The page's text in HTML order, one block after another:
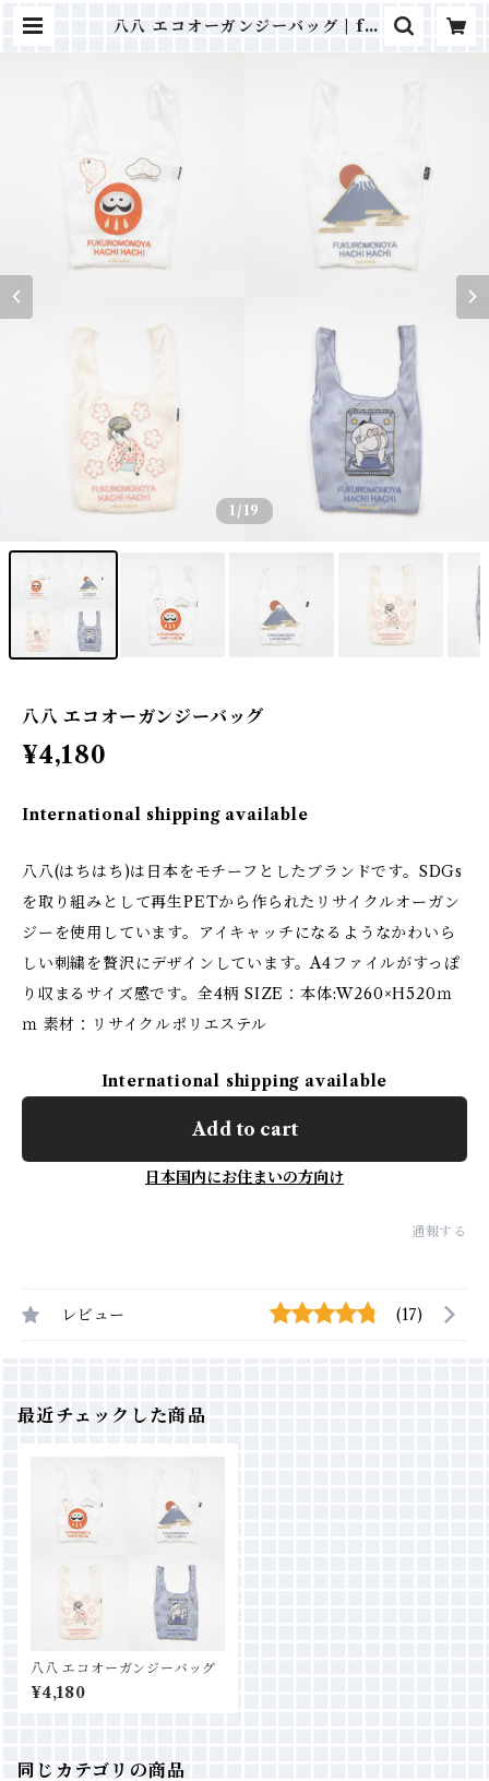
八八 エコオーガンジーバッグ | fa
1 /19
八八 エコオーガンジーバッグ
¥4,180
International shipping available
八八(はちはち)は日本をモチーフとしたブランドです。SDGs
を取り組みとして再生PETから作られたリサイクルオーガン
ジーを使用しています。アイキャッチになるようなかわいら
しい刺繍を贅沢にデザインしています。A4ファイルがすっぽ
り収まるサイズ感です。全4柄 SIZE：本体:W260×H520ｍ
ｍ 素材：リサイクルポリエステル
International shipping available
Add to cart
日本国内にお住まいの方向け
通報する
レビュー (17)
最近チェックした商品
八八 エコオーガンジーバッグ
¥4,180
同じカテゴリの商品